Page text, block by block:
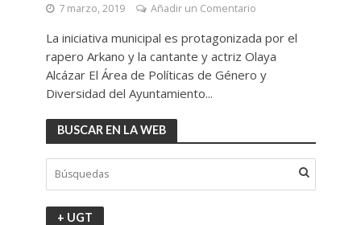
7 marzo, 2019 Añadir un Comentario
La iniciativa municipal es protagonizada por el
rapero Arkano y la cantante y actriz Olaya
Alcázar El Área de Políticas de Género y
Diversidad del Ayuntamiento...
BUSCAR EN LA WEB
+ UGT